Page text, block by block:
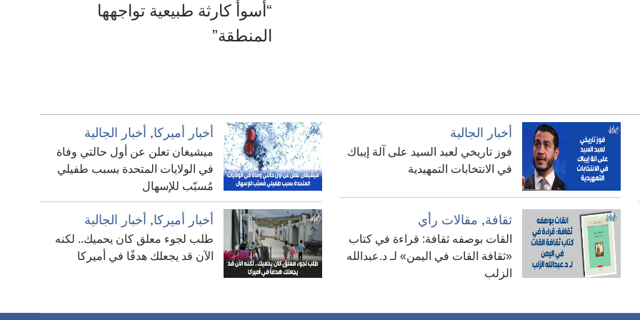
“أسوأ كارثة طبيعية تواجهها
المنطقة”
أخبار الجالية
فوز تاريخي لعبد السيد على آلة إيباك
في الانتخابات التمهيدية
أخبار أميركا, أخبار الجالية
ميشيغان تعلن عن أول حالتي وفاة
في الولايات المتحدة بسبب طفيلي
مُسبّب للإسهال
ثقافة, مقالات رأي
القات بوصفه ثقافة: قراءة في كتاب
«ثقافة القات في اليمن» لـ د.عبدالله
الزلب
أخبار أميركا, أخبار الجالية
طلب لجوء معلق كان يحميك.. لكنه
الآن قد يجعلك هدفًا في أميركا